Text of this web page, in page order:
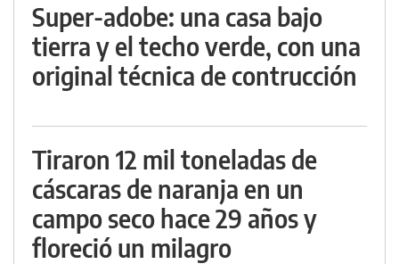
Super-adobe: una casa bajo
tierra y el techo verde, con una
original técnica de contrucción
Tiraron 12 mil toneladas de
cáscaras de naranja en un
campo seco hace 29 años y
floreció un milagro